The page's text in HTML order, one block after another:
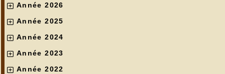
Année 2026
Année 2025
Année 2024
Année 2023
Année 2022